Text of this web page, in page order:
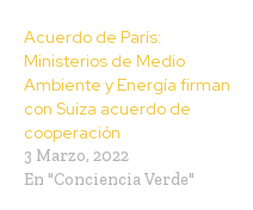
Acuerdo de París:
Ministerios de Medio
Ambiente y Energía firman
con Suiza acuerdo de
cooperación
3 Marzo, 2022
En "Conciencia Verde"